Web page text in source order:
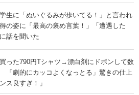
生に「ぬいぐるみが歩いてる！」と言われ
の姿に「最高の褒め言葉！」「遭遇した
話を聞いた
った790円Tシャツ→漂白剤にドボンして数
劇的にカッコよくなっとる」驚きの仕上
ス良すぎ！」